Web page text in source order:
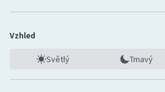
Vzhled
Světlý Tmavý